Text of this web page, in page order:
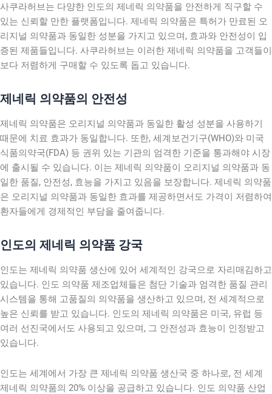
사쿠라허브는 다양한 인도의 제네릭 의약품을 안전하게 직구할 수
있는 신뢰할 만한 플랫폼입니다. 제네릭 의약품은 특허가 만료된 오
리지널 의약품과 동일한 성분을 가지고 있으며, 효과와 안전성이 입
증된 제품들입니다. 사쿠라허브는 이러한 제네릭 의약품을 고객들이
보다 저렴하게 구매할 수 있도록 돕고 있습니다.
제네릭 의약품의 안전성
제네릭 의약품은 오리지널 의약품과 동일한 활성 성분을 사용하기
때문에 치료 효과가 동일합니다. 또한, 세계보건기구(WHO)와 미국
식품의약국(FDA) 등 권위 있는 기관의 엄격한 기준을 통과해야 시장
에 출시될 수 있습니다. 이는 제네릭 의약품이 오리지널 의약품과 동
일한 품질, 안전성, 효능을 가지고 있음을 보장합니다. 제네릭 의약품
은 오리지널 의약품과 동일한 효과를 제공하면서도 가격이 저렴하여
환자들에게 경제적인 부담을 줄여줍니다.
인도의 제네릭 의약품 강국
인도는 제네릭 의약품 생산에 있어 세계적인 강국으로 자리매김하고
있습니다. 인도 의약품 제조업체들은 첨단 기술과 엄격한 품질 관리
시스템을 통해 고품질의 의약품을 생산하고 있으며, 전 세계적으로
높은 신뢰를 받고 있습니다. 인도의 제네릭 의약품은 미국, 유럽 등
여러 선진국에서도 사용되고 있으며, 그 안전성과 효능이 인정받고
있습니다.
인도는 세계에서 가장 큰 제네릭 의약품 생산국 중 하나로, 전 세계
제네릭 의약품의 20% 이상을 공급하고 있습니다. 인도 의약품 산업